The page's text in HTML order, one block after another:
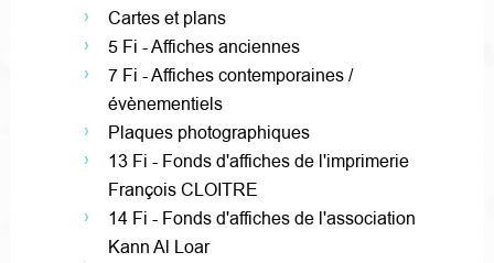
Cartes et plans
5 Fi - Affiches anciennes
7 Fi - Affiches contemporaines /
évènementiels
Plaques photographiques
13 Fi - Fonds d'affiches de l'imprimerie
François CLOITRE
14 Fi - Fonds d'affiches de l'association
Kann Al Loar